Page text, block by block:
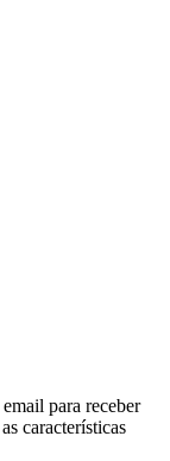
para receber
características